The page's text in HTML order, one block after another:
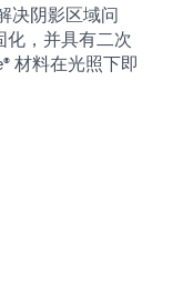
决阴影区域问
化，并具有二次
材料在光照下即